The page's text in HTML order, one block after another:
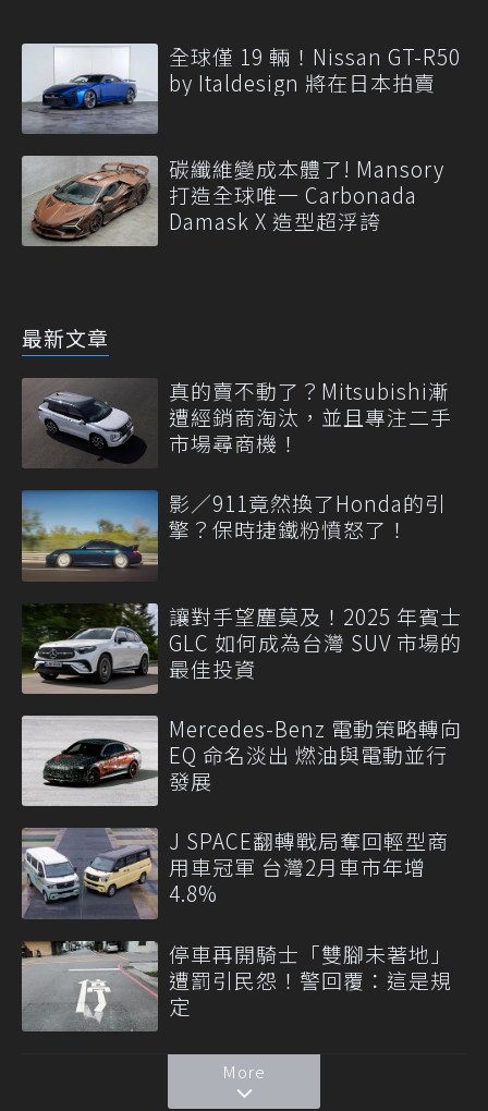
全球僅 19 輛！Nissan GT-R50
by Italdesign 將在日本拍賣
碳纖維變成本體了! Mansory
打造全球唯一 Carbonada
Damask X 造型超浮誇
最新文章
真的賣不動了？Mitsubishi漸
遭經銷商淘汰，並且專注二手
市場尋商機！
影／911竟然換了Honda的引
擎？保時捷鐵粉憤怒了！
讓對手望塵莫及！2025 年賓士
GLC 如何成為台灣 SUV 市場的
最佳投資
Mercedes-Benz 電動策略轉向
EQ 命名淡出 燃油與電動並行
發展
J SPACE翻轉戰局奪回輕型商
用車冠軍 台灣2月車市年增
4.8%
停車再開騎士「雙腳未著地」
遭罰引民怨！警回覆：這是規
定
More